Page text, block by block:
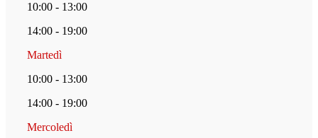
10:00 - 13:00
14:00 - 19:00
Martedì
10:00 - 13:00
14:00 - 19:00
Mercoledì